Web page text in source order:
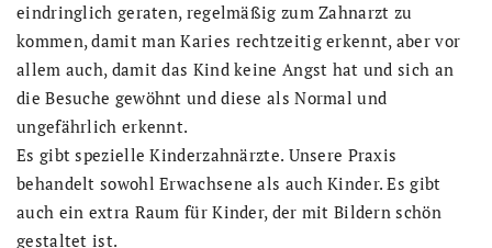
eindringlich geraten, regelmäßig zum Zahnarzt zu
kommen, damit man Karies rechtzeitig erkennt, aber vor
allem auch, damit das Kind keine Angst hat und sich an
die Besuche gewöhnt und diese als Normal und
ungefährlich erkennt.
Es gibt spezielle Kinderzahnärzte. Unsere Praxis
behandelt sowohl Erwachsene als auch Kinder. Es gibt
auch ein extra Raum für Kinder, der mit Bildern schön
gestaltet ist.